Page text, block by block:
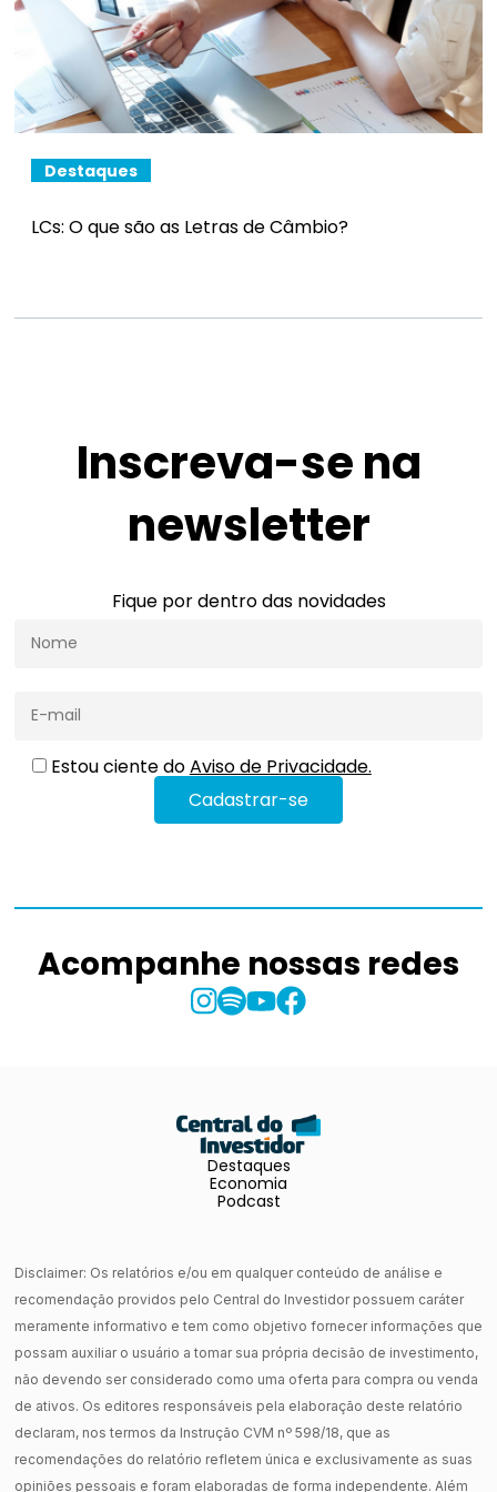
Destaques
LCs: O que são as Letras de Câmbio?
Inscreva-se na
newsletter
Fique por dentro das novidades
Estou ciente doAviso de Privacidade.
Acompanhe nossas redes
Destaques
Economia
Podcast
Disclaimer: Os relatórios e/ou em qualquer conteúdo de análise e
recomendação providos pelo Central do Investidor possuem caráter
meramente informativo e tem como objetivo fornecer informações que
possam auxiliar o usuário a tomar sua própria decisão de investimento,
não devendo ser considerado como uma oferta para compra ou venda
de ativos. Os editores responsáveis pela elaboração deste relatório
declaram, nos termos da Instrução CVM nº 598/18, que as
recomendações do relatório refletem única e exclusivamente as suas
opiniões pessoais e foram elaboradas de forma independente. Além